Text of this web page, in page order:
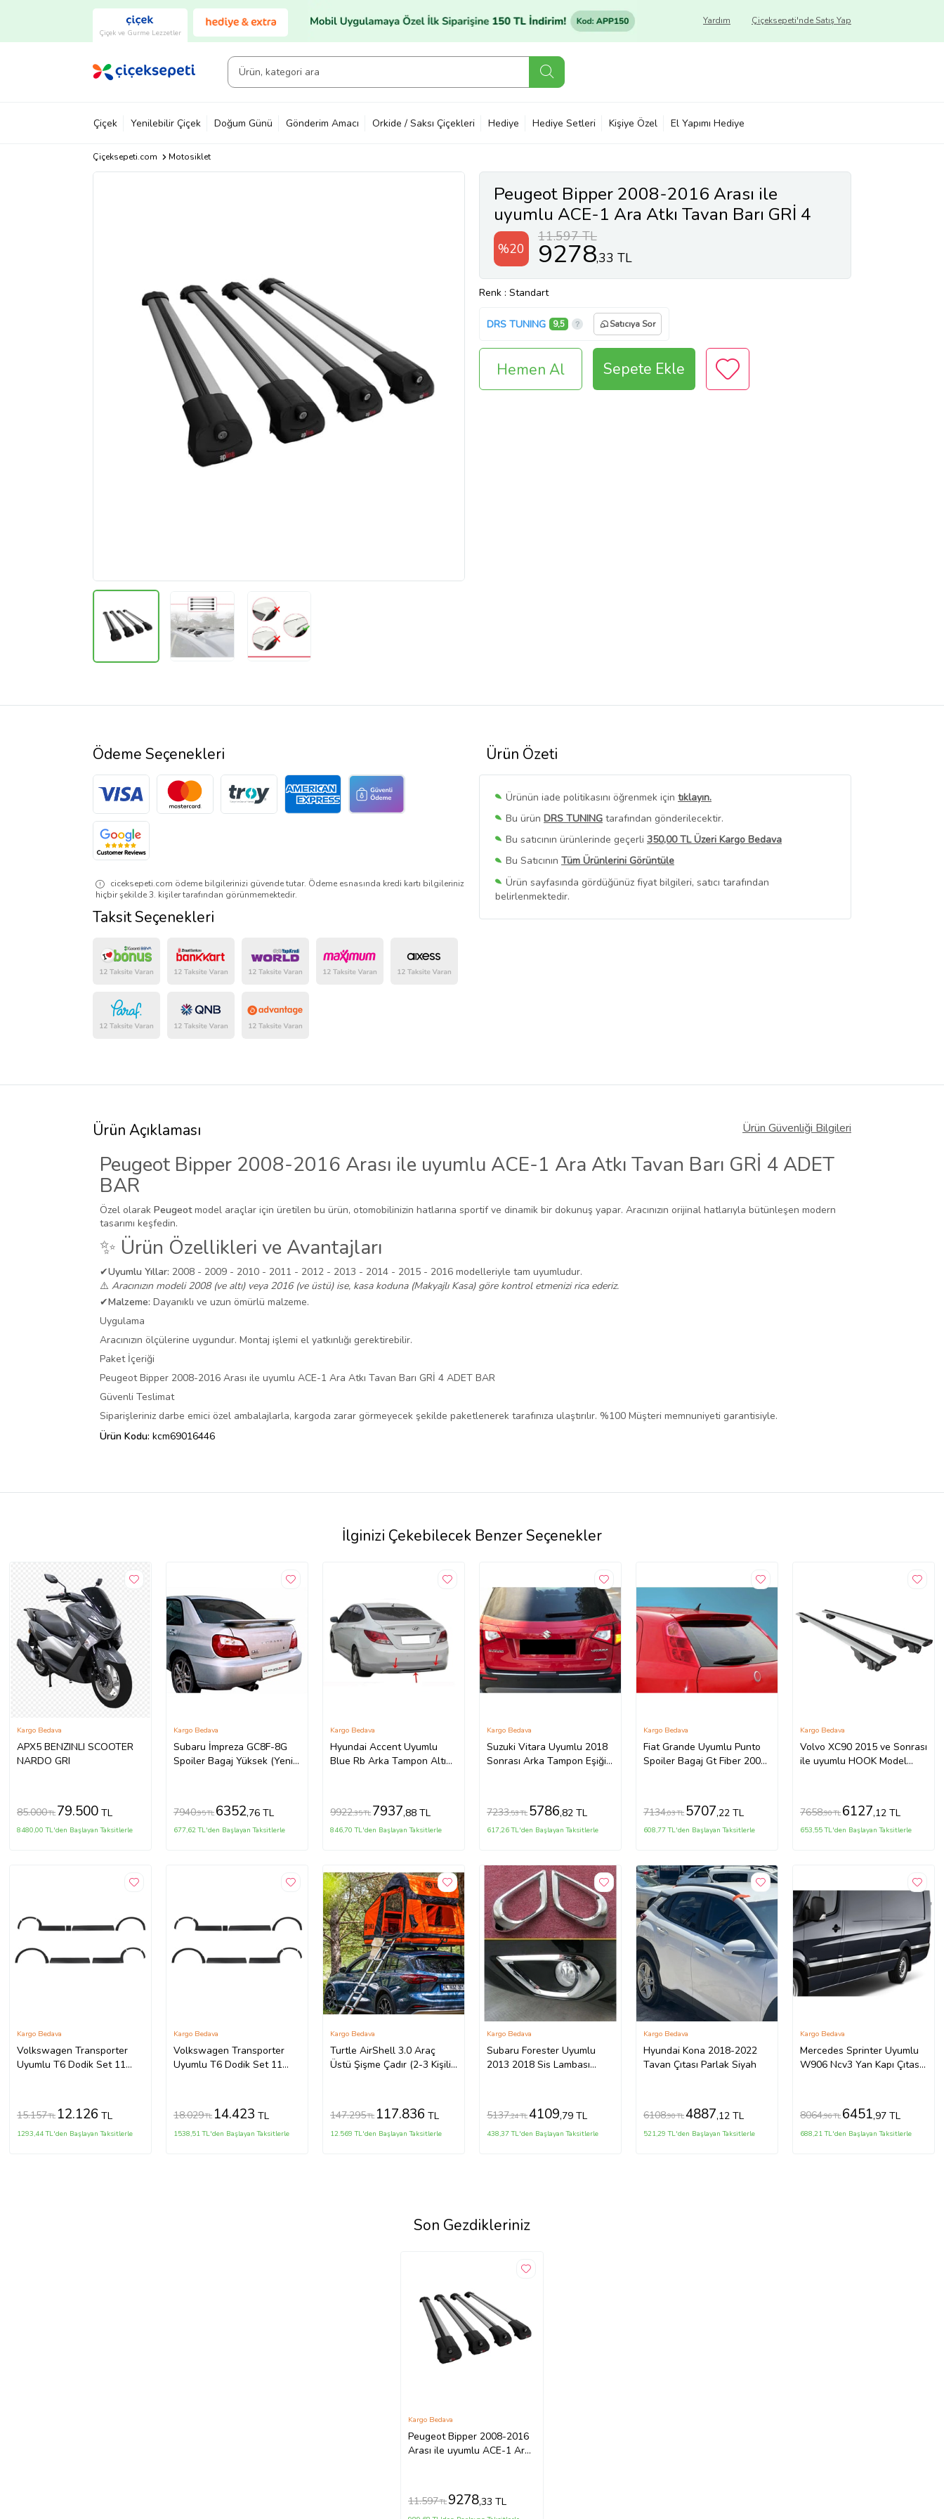
Çiçek ve Gurme Lezzetler
Çiçeksepeti'nde Satış Yap
Yardım
Çiçek Yenilebilir Çiçek Doğum Günü Gönderim Amacı Orkide / Saksı Çiçekleri Hediye Hediye Setleri Kişiye Özel El Yapımı Hediye
Çiçeksepeti.com Motosiklet
Peugeot Bipper 2008-2016 Arası ile
uyumlu ACE-1 Ara Atkı Tavan Barı GRİ 4
ADET BAR
%20
11.597 TL
9278,33 TL
Renk : Standart
DRS TUNING 9,5 Satıcıya Sor
Hemen Al Sepete Ekle
Ürün Özeti
Ürünün iade politikasını öğrenmek için tıklayın.
Bu ürün DRS TUNING tarafından gönderilecektir.
Bu satıcının ürünlerinde geçerli 350,00 TL Üzeri Kargo Bedava
Bu Satıcının Tüm Ürünlerini Görüntüle
Ürün sayfasında gördüğünüz fiyat bilgileri, satıcı tarafından
belirlenmektedir.
Ödeme Seçenekleri
ciceksepeti.com ödeme bilgilerinizi güvende tutar. Ödeme esnasında kredi kartı bilgileriniz
hiçbir şekilde 3. kişiler tarafından görünmemektedir.
Taksit Seçenekleri
Ürün Açıklaması Ürün Güvenliği Bilgileri
Peugeot Bipper 2008-2016 Arası ile uyumlu ACE-1 Ara Atkı Tavan Barı GRİ 4 ADET
BAR
Özel olarak Peugeotmodel araçlar için üretilen bu ürün, otomobilinizin hatlarına sportif ve dinamik bir dokunuş yapar. Aracınızın orijinal hatlarıyla bütünleşen modern
tasarımı keşfedin.
✨ Ürün Özellikleri ve Avantajları
✔Uyumlu Yıllar: 2008 - 2009 - 2010 - 2011 - 2012 - 2013 - 2014 - 2015 - 2016 modelleriyle tam uyumludur.
⚠️ Aracınızın modeli 2008 (ve altı) veya 2016 (ve üstü) ise, kasa koduna (Makyajlı Kasa) göre kontrol etmenizi rica ederiz.
✔Malzeme: Dayanıklı ve uzun ömürlü malzeme.
Uygulama
Aracınızın ölçülerine uygundur. Montaj işlemi el yatkınlığı gerektirebilir.
Paket İçeriği
Peugeot Bipper 2008-2016 Arası ile uyumlu ACE-1 Ara Atkı Tavan Barı GRİ 4 ADET BAR
Güvenli Teslimat
Siparişleriniz darbe emici özel ambalajlarla, kargoda zarar görmeyecek şekilde paketlenerek tarafınıza ulaştırılır. %100 Müşteri memnuniyeti garantisiyle.
Ürün Kodu: kcm69016446
İlginizi Çekebilecek Benzer Seçenekler
APX5 BENZINLI SCOOTER
NARDO GRI
Kargo Bedava
85.000TL 79.500TL
8480,00 TL'den Başlayan Taksitlerle
Subaru İmpreza GC8F-8G
Spoiler Bagaj Yüksek (Yeni
Kargo Bedava
7940,95 TL 6352,76 TL
677,62 TL'den Başlayan Taksitlerle
Hyundai Accent Uyumlu
Blue Rb Arka Tampon Altı
Kargo Bedava
9922,35 TL 7937,88 TL
846,70 TL'den Başlayan Taksitlerle
Suzuki Vitara Uyumlu 2018
Sonrası Arka Tampon Eşiği
Kargo Bedava
7233,53 TL 5786,82 TL
617,26 TL'den Başlayan Taksitlerle
Fiat Grande Uyumlu Punto
Spoiler Bagaj Gt Fiber 2005-
Kargo Bedava
7134,03 TL 5707,22 TL
608,77 TL'den Başlayan Taksitlerle
Volvo XC90 2015 ve Sonrası
ile uyumlu HOOK Model
Kargo Bedava
7658,90 TL 6127,12 TL
653,55 TL'den Başlayan Taksitlerle
Volkswagen Transporter
Uyumlu T6 Dodik Set 11
Kargo Bedava
15.157TL 12.126 TL
1293,44 TL'den Başlayan Taksitlerle
Volkswagen Transporter
Uyumlu T6 Dodik Set 11
Kargo Bedava
18.029TL 14.423 TL
1538,51 TL'den Başlayan Taksitlerle
Turtle AirShell 3.0 Araç
Üstü Şişme Çadır (2-3 Kişilik
Kargo Bedava
147.295TL 117.836 TL
12.569 TL'den Başlayan Taksitlerle
Subaru Forester Uyumlu
2013 2018 Sis Lambası
Kargo Bedava
5137,24 TL4109,79 TL
438,37 TL'den Başlayan Taksitlerle
Hyundai Kona 2018-2022
Tavan Çıtası Parlak Siyah
Kargo Bedava
6108,90 TL4887,12 TL
521,29 TL'den Başlayan Taksitlerle
Mercedes Sprinter Uyumlu
W906 Ncv3 Yan Kapı Çıtası
Kargo Bedava
8064,96 TL 6451,97 TL
688,21 TL'den Başlayan Taksitlerle
Son Gezdikleriniz
Peugeot Bipper 2008-2016
Arası ile uyumlu ACE-1 Ara
Kargo Bedava
11.597TL 9278,33 TL